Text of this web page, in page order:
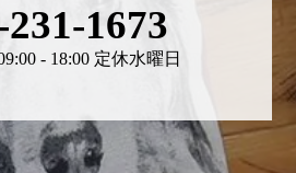
231-1673
- 18:00 定休水曜日